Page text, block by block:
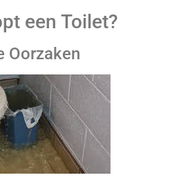
een Toilet?
Oorzaken